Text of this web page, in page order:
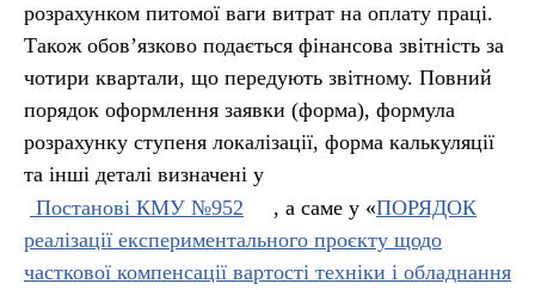
розрахунком питомої ваги витрат на оплату праці.
Також обов’язково подається фінансова звітність за
чотири квартали, що передують звітному. Повний
порядок оформлення заявки (форма), формула
розрахунку ступеня локалізації, форма калькуляції
та інші деталі визначені у
Постанові КМУ №952
, а саме у «ПОРЯДОК
реалізації експериментального проєкту щодо
часткової компенсації вартості техніки і обладнання